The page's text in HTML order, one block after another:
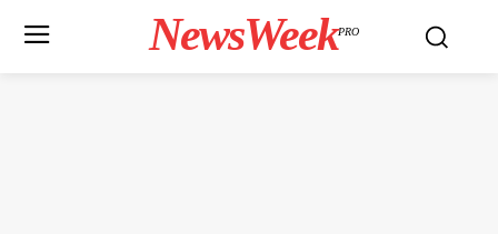
NewsWeekPRO